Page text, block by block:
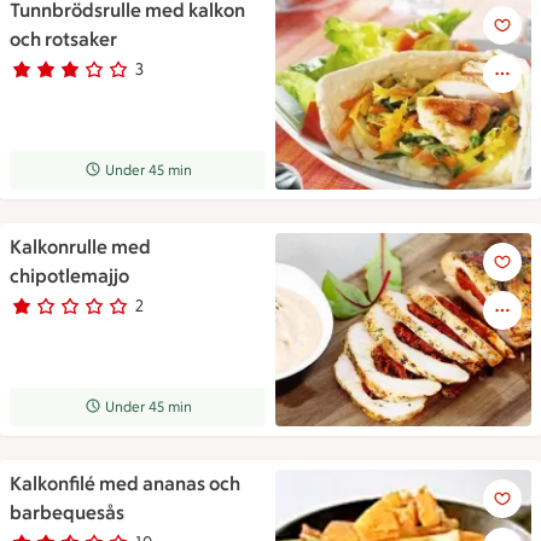
Tunnbrödsrulle med kalkon
och rotsaker
Betyg 3 av 5.
3
3 personer har röstat
Receptet tar Under 45 min att tillaga
Under 45 min
Tunnbrödsrulle med kalkon
Kalkonrulle med
chipotlemajjo
Betyg 1 av 5.
2
2 personer har röstat
Receptet tar Under 45 min att tillaga
Under 45 min
Kalkonrulle med chipotlemajjo
Kalkonfilé med ananas och
barbequesås
Kalkonfilé med ananas och